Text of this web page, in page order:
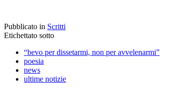
Pubblicato in Scritti
Etichettato sotto
“bevo per dissetarmi, non per avvelenarmi”
poesia
news
ultime notizie